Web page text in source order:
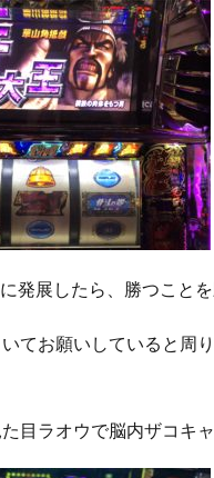
発展したら、勝つことを
てお願いしていると周
目ラオウで脳内ザコキャ